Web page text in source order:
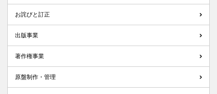
お詫びと訂正
出版事業
著作権事業
原盤制作・管理